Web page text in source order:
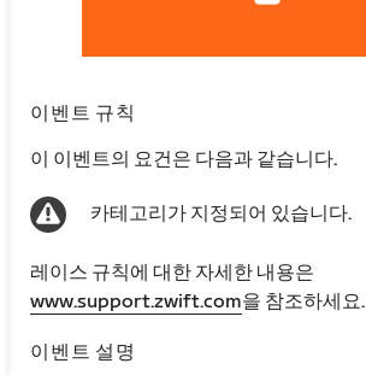
이벤트 규칙
이 이벤트의 요건은 다음과 같습니다.
카테고리가 지정되어 있습니다.
레이스 규칙에 대한 자세한 내용은
www.support.zwift.com을 참조하세요.
이벤트 설명